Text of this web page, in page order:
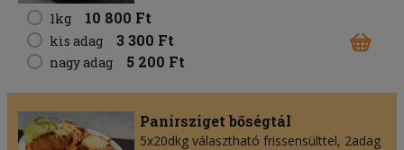
1kg 10 800 Ft
kis adag 3 300 Ft
nagy adag 5 200 Ft
Panírsziget bőségtál
5x20dkg választható frissensülttel, 2adag